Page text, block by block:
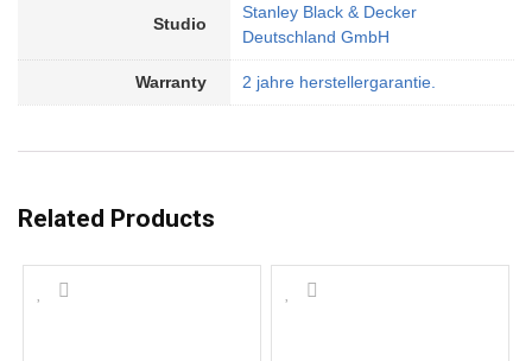
Studio
Stanley Black & Decker
Deutschland GmbH
Warranty 2 jahre herstellergarantie.
Related Products